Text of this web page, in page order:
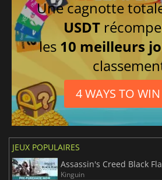
Une cagnotte
USDT
les 10 meilleurs
4 WAYS TO
JEUX POPULAIRES
Assassin's Creed Black
Kinguin